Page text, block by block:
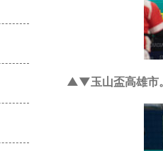
▲▼玉山盃高雄市